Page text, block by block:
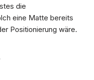
die
eine Matte bereits
Positionierung wäre.